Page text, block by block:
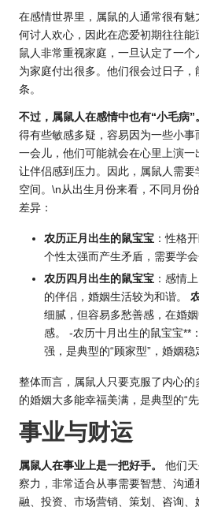
在感情世界里，属鼠的人通常很有
何讨人欢心，因此在恋爱初期往往
鼠人非常重视家庭，一旦认定了一
为家庭付出很多。他们很会过日子
条。
不过，属鼠人在感情中也有“小毛病”
得有些敏感多疑，容易因为一些小
一会儿，他们可能就会在心里上演
让伴侣感到压力。因此，属鼠人需
空间。\n从出生月份来看，不同月份
差异：
农历正 月出生的鼠宝宝 ：性格
个性太强而产生矛盾，需要学会
农历四月出生的鼠宝宝 ：感情
的伴侣，婚姻生活较为和谐。
细腻，但容易多愁善感，在婚
感。 -农历十月出生的鼠宝宝**
强，是典型的“顾家型”，婚姻稳
整体而言，属鼠人只要克服了内心
的婚姻大多能幸福美满，是典型的“先
事业与财运
属鼠人在事业上是一把好手。
他们
察力，非常适合从事需要智慧、沟
融、投资、市场营销、策划、咨询